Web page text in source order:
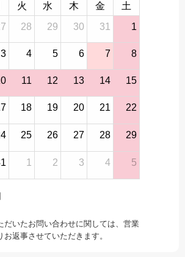
火 水 木 金
土
28 29 30 31 1
3 4 5 6 7 8
11 12 13 14 15
18 19 20 21 22
25 26 27 28 29
1 2 3 4 5
だいたお問い合わせに関しては、営業
お返事させていただきます。